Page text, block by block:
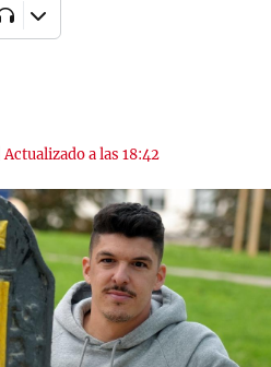
|Actualizado a las 18:42